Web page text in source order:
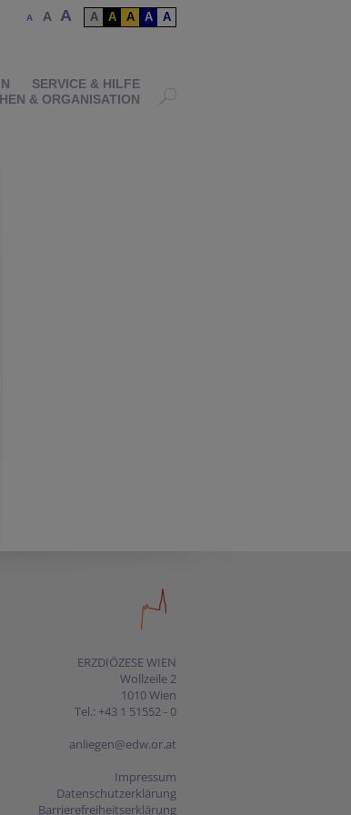
A A A A A A A A
SERVICE & HILFE
& ORGANISATION
ERZDIÖZESE WIEN
Wollzeile 2
1010 Wien
Tel.: +43 1 51552 - 0
anliegen@edw.or.at
Impressum
Datenschutzerklärung
Barrierefreiheitserklärung